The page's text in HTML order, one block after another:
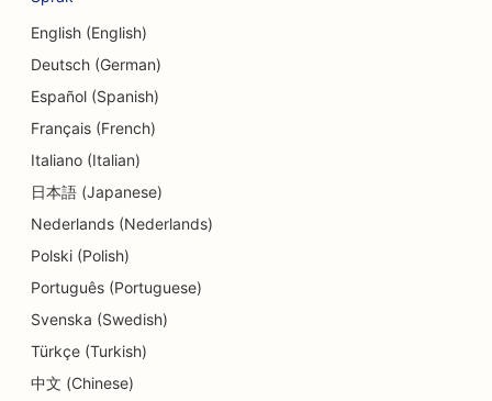
SEO for barnehager
SEO for gjeldsrådgivningstjenester
SEO for tannklinikker
SEO for delikatesseforretninger
SEO for spisesteder
SEO for detaljbutikker
SEO for smultringbutikker
SEO for utdannings- og barnehagetjenester
English (English)
Deutsch (German)
Español (Spanish)
Français (French)
Italiano (Italian)
日本語 (Japanese)
Nederlands (Nederlands)
Polski (Polish)
Português (Portuguese)
Svenska (Swedish)
Türkçe (Turkish)
中文 (Chinese)